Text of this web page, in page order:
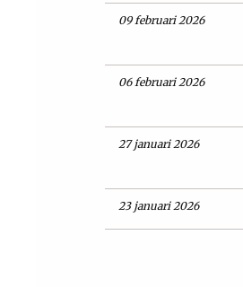
09 februari 2026
06 februari 2026
27 januari 2026
23 januari 2026